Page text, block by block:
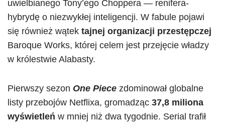
uwielbianego Tony’ego Choppera — renifera-
hybrydę o niezwykłej inteligencji. W fabule pojawi
się również wątek tajnej organizacji przestępczej
Baroque Works, której celem jest przejęcie władzy
w królestwie Alabasty.
Pierwszy sezon One Piece zdominował globalne
listy przebojów Netflixa, gromadząc 37,8 miliona
wyświetleń w mniej niż dwa tygodnie. Serial trafił